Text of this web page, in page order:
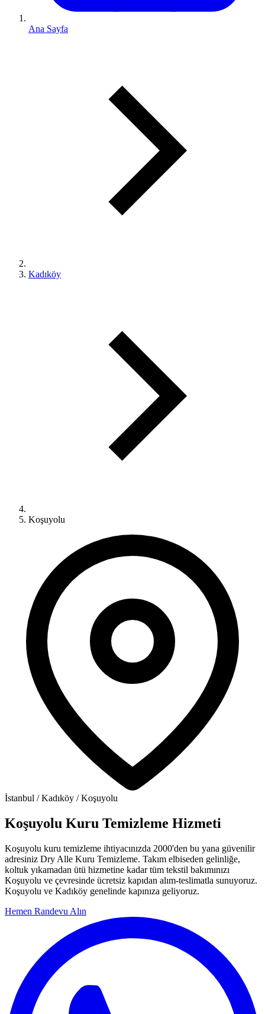
Ana Sayfa
Kadıköy
Koşuyolu
İstanbul / Kadıköy / Koşuyolu
Koşuyolu Kuru Temizleme Hizmeti
Koşuyolu kuru temizleme ihtiyacınızda 2000'den bu yana güvenilir
adresiniz Dry Alle Kuru Temizleme. Takım elbiseden gelinliğe,
koltuk yıkamadan ütü hizmetine kadar tüm tekstil bakımınızı
Koşuyolu ve çevresinde ücretsiz kapıdan alım-teslimatla sunuyoruz.
Koşuyolu ve Kadıköy genelinde kapınıza geliyoruz.
Hemen Randevu Alın